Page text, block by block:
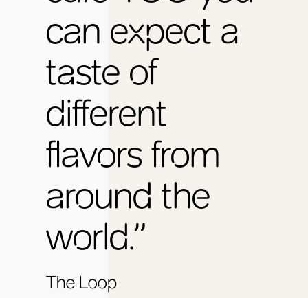
can expect a
taste of
different
flavors from
around the
world.”
The Loop